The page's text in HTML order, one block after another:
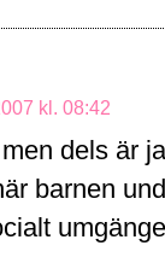
kl. 08:42
dels är
barnen